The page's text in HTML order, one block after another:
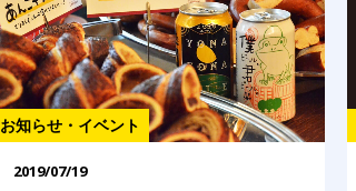
お知らせ・イベント
2019/07/19